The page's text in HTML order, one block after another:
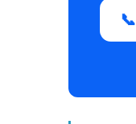
📞